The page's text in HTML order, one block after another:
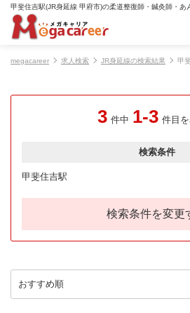
甲斐住吉駅(JR身延線 甲府市)の柔道整復師・鍼灸師・
megacareer 求人検索 JR身延線の検索結果 甲
3 件中 1-3 件目
検索条件
甲斐住吉駅
検索条件を変更